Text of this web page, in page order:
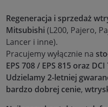
Regeneracja i sprzedaż
Mitsubishi (L200, Pajero,
Lancer i inne).
Pracujemy wyłącznie na
EPS 708 / EPS 815 oraz DCI
Udzielamy 2-letniej
bardzo dobrej cenie,